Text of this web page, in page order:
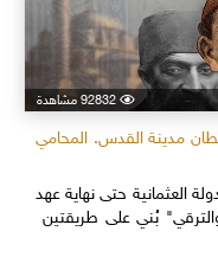
92832 مشاهدة
مدينة القدس. المحامي
العثمانية حتى نهاية عهد
بُني على طريقتين